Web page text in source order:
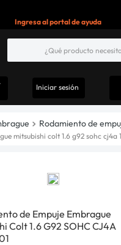
Ingresa al portal de ayuda
Iniciar sesión
Rodamiento de
mitsubishi colt 1.6 g92 sohc cj4a
de Empuje Embrague
Colt 1.6 G92 SOHC CJ4A